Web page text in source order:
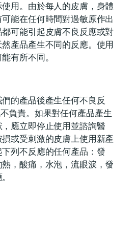
用。由於每人的皮膚，身體
能在任何時間對過敏原作出
可能引起皮膚不良反應或對
產品產生不同的反應。使用
有所不同。
的產品後產生任何不良反
負責。如果對任何產品產生
應立即停止使用並諮詢醫
或受刺激的皮膚上使用新產
列不反應的任何產品：發
，酸痛，水泡，流眼淚，發